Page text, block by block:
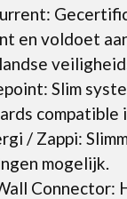
en voldoet
Slim
compatible
/ Zappi:
mogelijk.
Connector: